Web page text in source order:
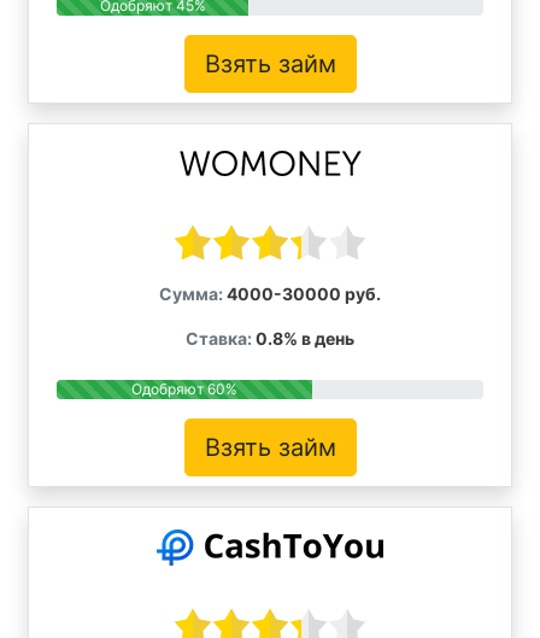
Одобряют 45%
Взять займ
Сумма: 4000-30000 руб.
Ставка: 0.8% в день
Одобряют 60%
Взять займ